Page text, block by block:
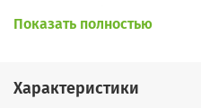
кресла, формы
Показать полностью
Характеристики